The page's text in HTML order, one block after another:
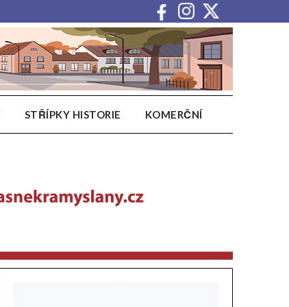
STŘÍPKY HISTORIE KOMERČNÍ